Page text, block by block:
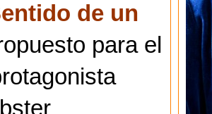
de un
para el